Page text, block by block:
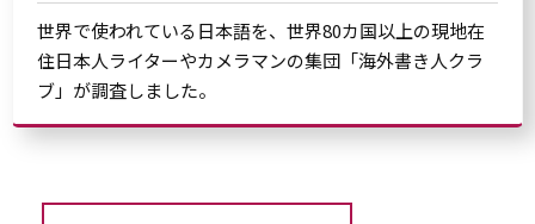
世界で使われている日本語を、世界80カ国以上の現地在
住日本人ライターやカメラマンの集団「海外書き人クラ
ブ」が調査しました。